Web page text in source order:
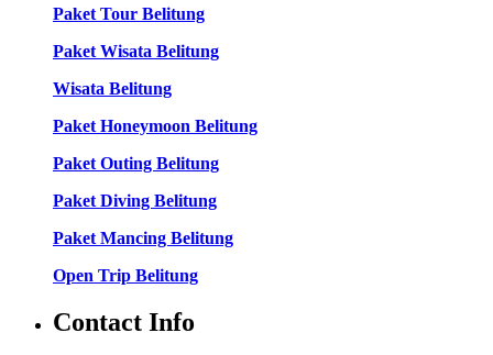
Paket Tour Belitung
Paket Wisata Belitung
Wisata Belitung
Paket Honeymoon Belitung
Paket Outing Belitung
Paket Diving Belitung
Paket Mancing Belitung
Open Trip Belitung
Contact Info